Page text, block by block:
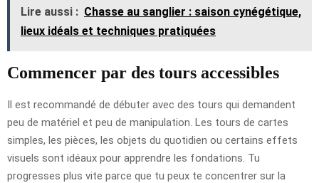
Lire aussi : Chasse au sanglier : saison cynégétique,
lieux idéals et techniques pratiquées
Commencer par des tours accessibles
Il est recommandé de débuter avec des tours qui demandent
peu de matériel et peu de manipulation. Les tours de cartes
simples, les pièces, les objets du quotidien ou certains effets
visuels sont idéaux pour apprendre les fondations. Tu
progresses plus vite parce que tu peux te concentrer sur la